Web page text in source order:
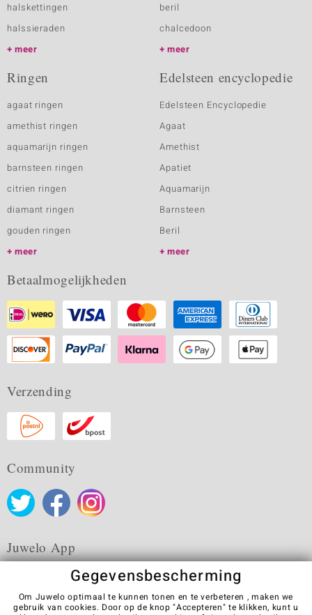
halskettingen
halssieraden
meer
beril
chalcedoon
meer
Ringen
agaat ringen
amethist ringen
aquamarijn ringen
barnsteen ringen
citrien ringen
diamant ringen
gouden ringen
meer
Edelsteen encyclopedie
Edelsteen Encyclopedie
Agaat
Amethist
Apatiet
Aquamarijn
Barnsteen
Beril
meer
Betaalmogelijkheden
Verzending
Community
Juwelo App
Gegevensbescherming
Om Juwelo optimaal te kunnen tonen en te verbeteren , maken we
gebruik van cookies. Door op de knop "Accepteren" te klikken, kunt u